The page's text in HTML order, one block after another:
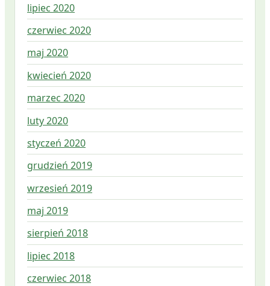
lipiec 2020
czerwiec 2020
maj 2020
kwiecień 2020
marzec 2020
luty 2020
styczeń 2020
grudzień 2019
wrzesień 2019
maj 2019
sierpień 2018
lipiec 2018
czerwiec 2018